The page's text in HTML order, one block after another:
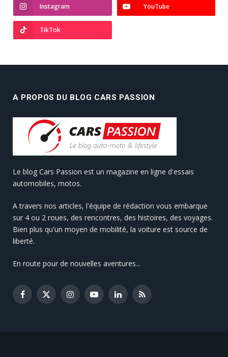
Instagram YouTube
TikTok
A PROPOS DU BLOG CARS PASSION
Le blog Cars Passion est un magazine en ligne d'essais
automobiles, motos.
A travers nos articles, l'équipe de rédaction vous embarque
sur 4 ou 2 roues, des rencontres, des histoires, des voyages.
Bien plus qu'un moyen de mobilité, la voiture est source de
liberté.
En route pour de nouvelles aventures...
Facebook
X
InstagramYouTubeLinkedInRSS